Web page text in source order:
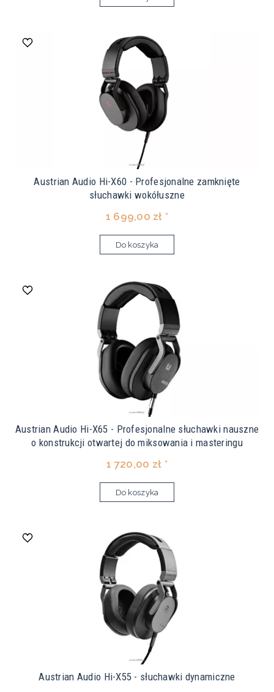
Austrian Audio Hi-X60 - Profesjonalne zamknięte
słuchawki wokółuszne
1 699,00 zł *
Do koszyka
Austrian Audio Hi-X65 - Profesjonalne słuchawki nauszne
o konstrukcji otwartej do miksowania i masteringu
1 720,00 zł *
Do koszyka
Austrian Audio Hi-X55 - słuchawki dynamiczne